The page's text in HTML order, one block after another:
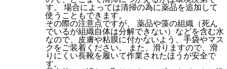
す。 場合によっては清掃の為に薬品を追加して
使うこともできます。
その際の注意点ですが、 薬品や藻の組織（死ん
でいるが組織自体は分解できない）などを含む水
なので、皮膚や粘膜に付かないよう、手袋やマス
クをご装着ください。 また、滑りますので、滑
りにくい長靴を履いて作業されたほうが安全で
す。